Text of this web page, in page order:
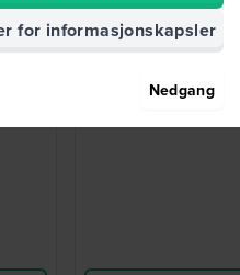
for informasjonskapsler
Nedgang